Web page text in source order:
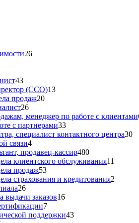
26
43
(CCO)13
продаж20
26
менеджер по работе с клиентами
с партнерами33
специалист контактного центра30
связи4
продавец-кассир480
клиентского обслуживания11
продаж53
страхования и кредитования2
26
выдачи заказов16
7
поддержки43